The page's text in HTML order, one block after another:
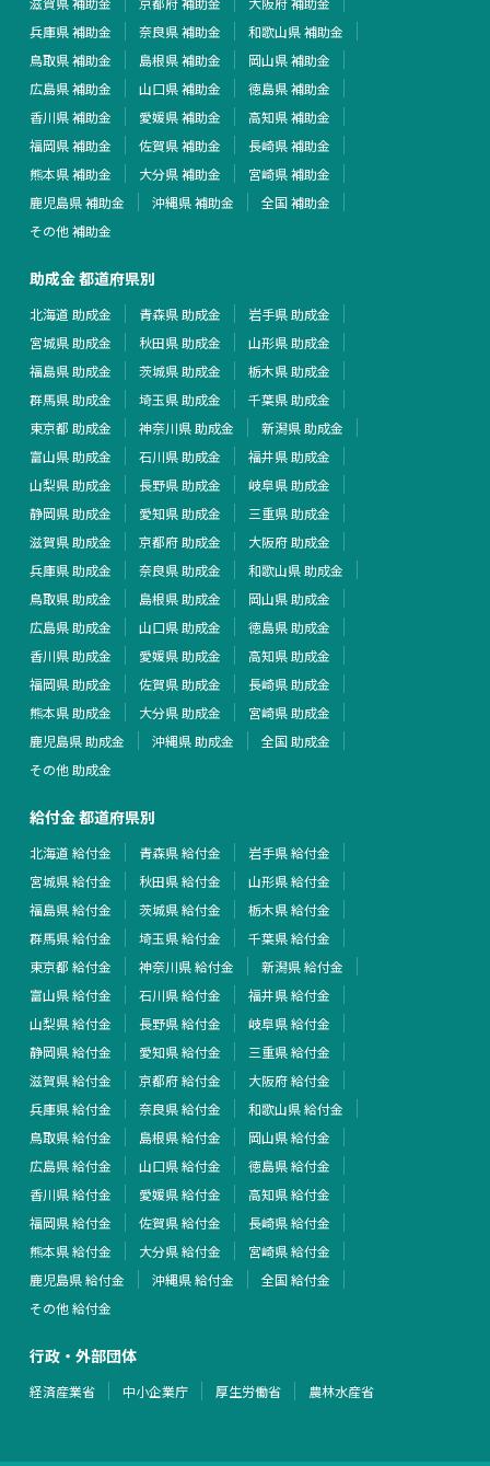
兵庫県 補助金
奈良県 補助金
和歌山県 補助金
鳥取県 補助金
島根県 補助金
岡山県 補助金
広島県 補助金
山口県 補助金
徳島県 補助金
香川県 補助金
愛媛県 補助金
高知県 補助金
福岡県 補助金
佐賀県 補助金
長崎県 補助金
熊本県 補助金
大分県 補助金
宮崎県 補助金
鹿児島県 補助金
沖縄県 補助金
全国 補助金
その他 補助金
助成金 都道府県別
北海道 助成金 青森県 助成金
岩手県 助成金
宮城県 助成金
秋田県 助成金
山形県 助成金
福島県 助成金
茨城県 助成金
栃木県 助成金
群馬県 助成金
埼玉県 助成金
千葉県 助成金
東京都 助成金
神奈川県 助成金
新潟県 助成金
富山県 助成金
石川県 助成金
福井県 助成金
山梨県 助成金
長野県 助成金
岐阜県 助成金
静岡県 助成金
愛知県 助成金
三重県 助成金
滋賀県 助成金
京都府 助成金
大阪府 助成金
兵庫県 助成金
奈良県 助成金
和歌山県 助成金
鳥取県 助成金
島根県 助成金
岡山県 助成金
広島県 助成金
山口県 助成金
徳島県 助成金
香川県 助成金
愛媛県 助成金
高知県 助成金
福岡県 助成金
佐賀県 助成金
長崎県 助成金
熊本県 助成金
大分県 助成金
宮崎県 助成金
鹿児島県 助成金
沖縄県 助成金
全国 助成金
その他 助成金
給付金 都道府県別
北海道 給付金 青森県 給付金
岩手県 給付金
宮城県 給付金
秋田県 給付金
山形県 給付金
福島県 給付金
茨城県 給付金
栃木県 給付金
群馬県 給付金
埼玉県 給付金
千葉県 給付金
東京都 給付金
神奈川県 給付金
新潟県 給付金
富山県 給付金
石川県 給付金
福井県 給付金
山梨県 給付金
長野県 給付金
岐阜県 給付金
静岡県 給付金
愛知県 給付金
三重県 給付金
滋賀県 給付金
京都府 給付金
大阪府 給付金
兵庫県 給付金
奈良県 給付金
和歌山県 給付金
鳥取県 給付金
島根県 給付金
岡山県 給付金
広島県 給付金
山口県 給付金
徳島県 給付金
香川県 給付金
愛媛県 給付金
高知県 給付金
福岡県 給付金
佐賀県 給付金
長崎県 給付金
熊本県 給付金
大分県 給付金
宮崎県 給付金
鹿児島県 給付金
沖縄県 給付金
全国 給付金
その他 給付金
行政・外部団体
経済産業省 中小企業庁 厚生労働省 農林水産省